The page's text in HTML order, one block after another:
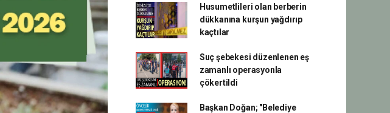
Husumetlileri olan berberin
dükkanına kurşun yağdırıp
kaçtılar
Suç şebekesi düzenlenen eş
zamanlı operasyonla
çökertildi
Başkan Doğan; "Belediye